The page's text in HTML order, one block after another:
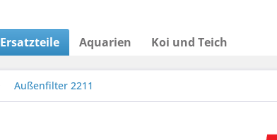
Ersatzteile Aquarien Koi und Teich
Außenfilter 2211